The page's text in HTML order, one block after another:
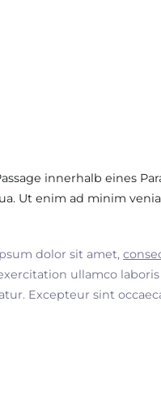
innerhalb eines
Ut enim ad minim
dolor sit amet,
ullamco
Excepteur sint